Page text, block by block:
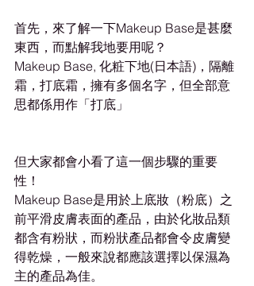
首先，來了解一下Makeup Base是甚麼
東西，而點解我地要用呢？
Makeup Base, 化粧下地(日本語)，隔離
霜，打底霜，擁有多個名字，但全部意
思都係用作「打底」
但大家都會小看了這一個步驟的重要
性！
Makeup Base是用於上底妝（粉底）之
前平滑皮膚表面的產品，由於化妝品類
都含有粉狀，而粉狀產品都會令皮膚變
得乾燥，一般來說都應該選擇以保濕為
主的產品為佳。